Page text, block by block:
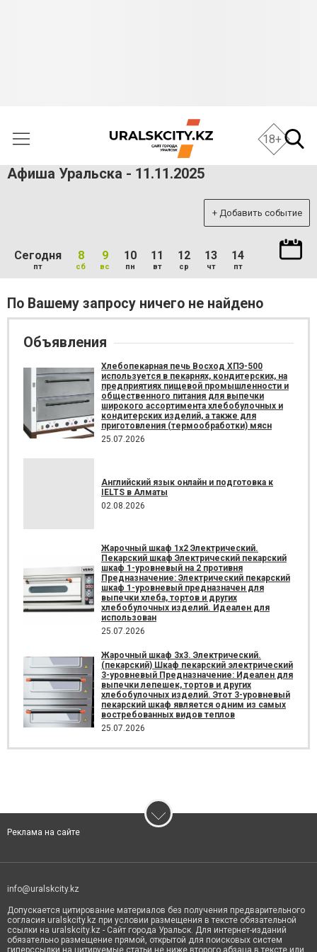
18+
Афиша Уральска - 11.11.2025
+ Добавить событие
Сегодня
пт
8
сб
9
вс
10
пн
11
вт
12
ср
13
чт
14
пт
По Вашему запросу ничего не найдено
Объявления
Хлебопекарная печь Восход ХПЭ-500
используется в пекарнях, кондитерских, на
предприятиях пищевой промышленности и
общественного питания для выпечки
широкого ассортимента хлебобулочных и
кондитерских изделий, а также для
приготовления (термообработки) мясн
25.07.2026
Английский язык онлайн и подготовка к
IELTS в Алматы
02.08.2026
Жарочный шкаф 1х2 Электрический.
Пекарский шкаф Электрический пекарский
шкаф 1-уровневый на 2 противня
Предназначение: Электрический пекарский
шкаф 1-уровневый предназначен для
выпечки хлеба, тортов и других
хлебобулочных изделий. Идеален для
использован
25.07.2026
Жарочный шкаф 3х3. Электрический.
(пекарский) Шкаф пекарский электрический
3-уровневый Предназначение: Идеален для
выпечки лепешек, тортов и других
хлебобулочных изделий. Этот 3-уровневый
пекарский шкаф является одним из самых
востребованных видов теплов
25.07.2026
Реклама на сайте
info@uralskcity.kz
Допускается цитирование материалов без получения предварительного
согласия uralskcity.kz при условии размещения в тексте обязательной
ссылки на uralskcity.kz - Сайт города Уральск. Для интернет-изданий
обязательно размещение прямой, открытой для поисковых систем
гиперссылки на цитируемые статьи не ниже второго абзаца в тексте или